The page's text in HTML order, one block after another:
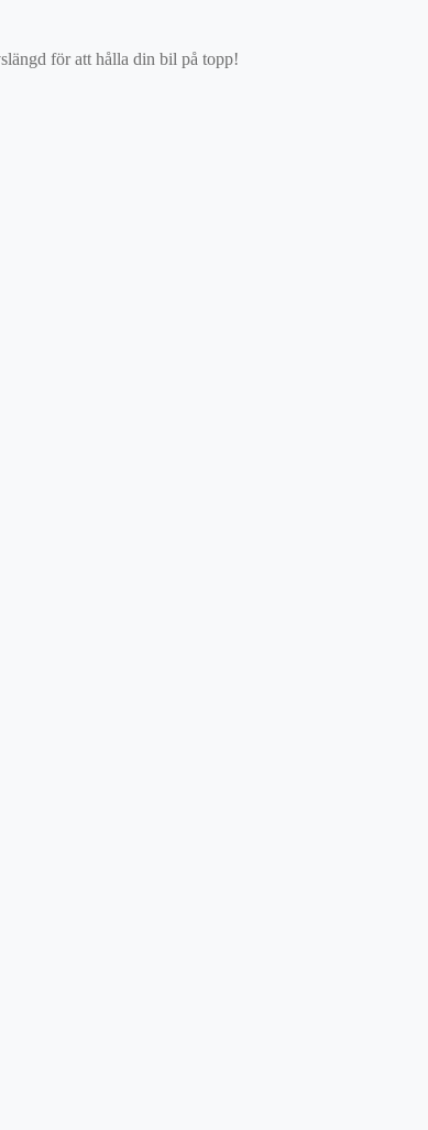
för att hålla din bil på topp!